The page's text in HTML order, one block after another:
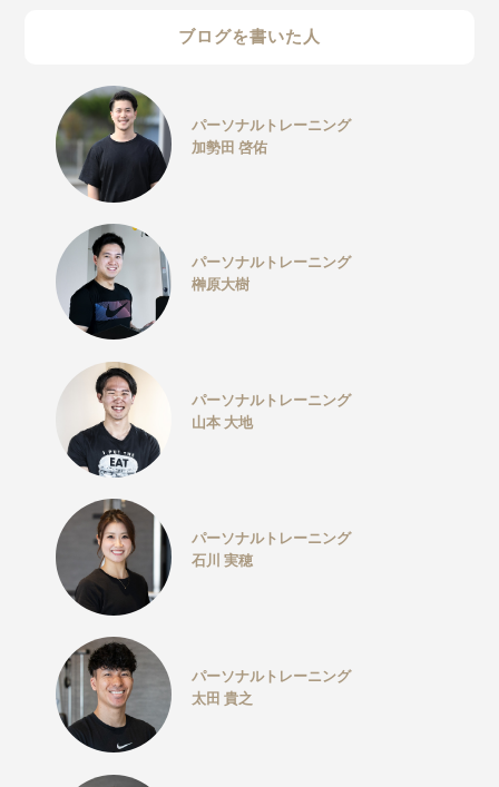
ブログを書いた人
パーソナルトレーニング
加勢田 啓佑
パーソナルトレーニング
榊原大樹
パーソナルトレーニング
山本 大地
パーソナルトレーニング
石川 実穂
パーソナルトレーニング
太田 貴之